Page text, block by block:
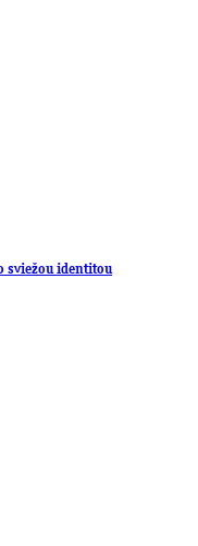
sviežou identitou